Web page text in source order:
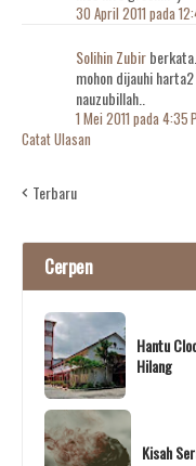
30 April 2011 pada
Solihin Zubirberkata…
mohon dijauhi
nauzubillah..
1 Mei 2011 pada 4:35
Catat Ulasan
Terbaru
Cerpen
Hantu
Hilang
Kisah